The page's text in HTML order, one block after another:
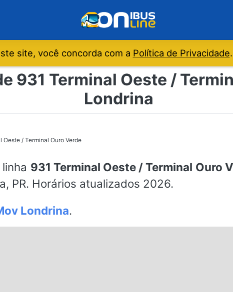
site, você concorda com a Política de Privacidade.
931 Terminal Oeste /
Londrina
Oeste / Terminal Ouro Verde
931 Terminal Oeste / Terminal Ouro
PR. Horários atualizados 2026.
Londrina.